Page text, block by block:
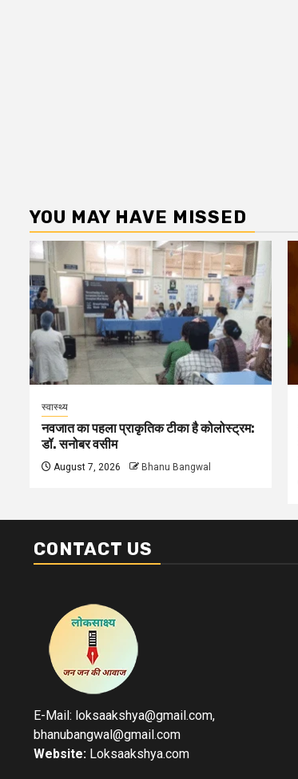
YOU MAY HAVE MISSED
स्वास्थ्य
नवजात का पहला प्राकृतिक टीका है कोलोस्ट्रम:
डॉ. सनोबर वसीम
August 7, 2026 Bhanu Bangwal
CONTACT US
E-Mail: loksaakshya@gmail.com,
bhanubangwal@gmail.com
Website: Loksaakshya.com